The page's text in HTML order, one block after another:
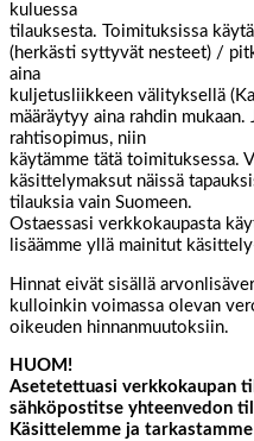
kuluessa
tilauksesta. Toimituksissa
(herkästi syttyvät nesteet) /
aina
kuljetusliikkeen välityksellä
määräytyy aina rahdin mukaan.
rahtisopimus, niin
käytämme tätä toimituksessa.
käsittelymaksut näissä
tilauksia vain Suomeen.
Ostaessasi verkkokaupasta
lisäämme yllä mainitut
Hinnat eivät sisällä
kulloinkin voimassa olevan
oikeuden hinnanmuutoksiin.
HUOM!
Asetetettuasi verkkokaupan
sähköpostitse yhteenvedon
Käsittelemme ja